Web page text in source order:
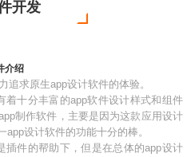
开发
介绍
追求原生app设计软件的体验。
着十分丰富的app软件设计样式和组件
制作软件，主要是因为这款应用设计
设计软件的功能十分的棒。
插件的帮助下，但是在总体的app设计